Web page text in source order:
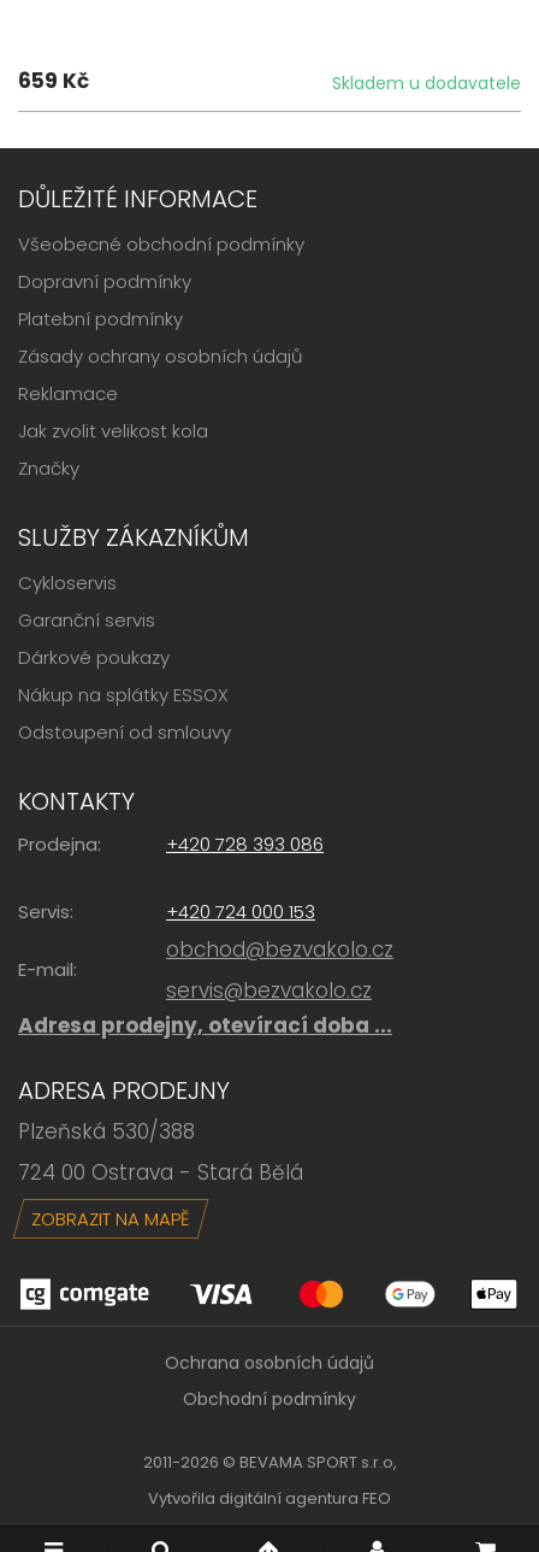
659 Kč Skladem u dodavatele
DŮLEŽITÉ INFORMACE
Všeobecné obchodní podmínky
Dopravní podmínky
Platební podmínky
Zásady ochrany osobních údajů
Reklamace
Jak zvolit velikost kola
Značky
SLUŽBY ZÁKAZNÍKŮM
Cykloservis
Garanční servis
Dárkové poukazy
Nákup na splátky ESSOX
Odstoupení od smlouvy
KONTAKTY
Prodejna: +420 728 393 086
Servis: +420 724 000 153
E-mail:
obchod@bezvakolo.cz
servis@bezvakolo.cz
Adresa prodejny, otevírací doba ...
ADRESA PRODEJNY
Plzeňská 530/388
724 00 Ostrava - Stará Bělá
ZOBRAZIT NA MAPĚ
2011-2026 © BEVAMA SPORT s.r.o,
Ochrana osobních údajů
Obchodní podmínky
Vytvořila digitální agentura FEO